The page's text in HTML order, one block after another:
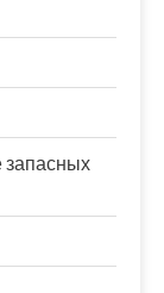
запасных